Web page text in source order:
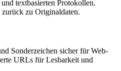
textbasierten Protokollen.
zu Originaldaten.
Sonderzeichen sicher für Web-
URLs für Lesbarkeit und